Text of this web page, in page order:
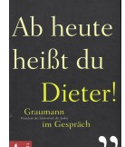
Lebenslagen
Meinungen
Menschen
Stadtkirche